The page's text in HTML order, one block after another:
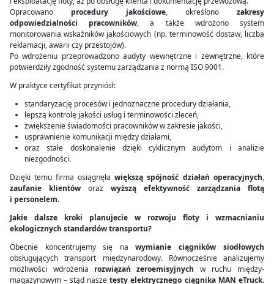
Opracowano procedury jakościowe, określono zakresy
odpowiedzialności pracowników, a także wdrożono system
monitorowania wskaźników jakościowych (np. terminowość dostaw, liczba
reklamacji, awarii czy przestojów).
Po wdrożeniu przeprowadzono audyty wewnętrzne i zewnętrzne, które
potwierdziły zgodność systemu zarządzania z normą ISO 9001.
W praktyce certyfikat przyniósł:
standaryzację procesów i jednoznaczne procedury działania,
lepszą kontrolę jakości usług i terminowości zleceń,
zwiększenie świadomości pracowników w zakresie jakości,
usprawnienie komunikacji między działami,
oraz stałe doskonalenie dzięki cyklicznym audytom i analizie
niezgodności.
Dzięki temu firma osiągnęła większą spójność działań operacyjnych,
zaufanie klientów oraz wyższą efektywność zarządzania flotą
i personelem.
Jakie dalsze kroki planujecie w rozwoju floty i wzmacnianiu
ekologicznych standardów transportu?
Obecnie koncentrujemy się na wymianie ciągników siodłowych
obsługujących transport międzynarodowy. Równocześnie analizujemy
możliwości wdrożenia rozwiązań zeroemisyjnych w ruchu między­
magazynowym – stąd nasze testy elektrycznego ciągnika MAN eTruck.